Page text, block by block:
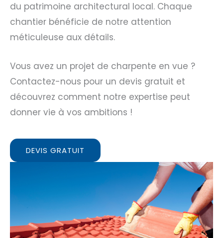
du patrimoine architectural local. Chaque
chantier bénéficie de notre attention
méticuleuse aux détails.
Vous avez un projet de charpente en vue ?
Contactez-nous pour un devis gratuit et
découvrez comment notre expertise peut
donner vie à vos ambitions !
DEVIS GRATUIT